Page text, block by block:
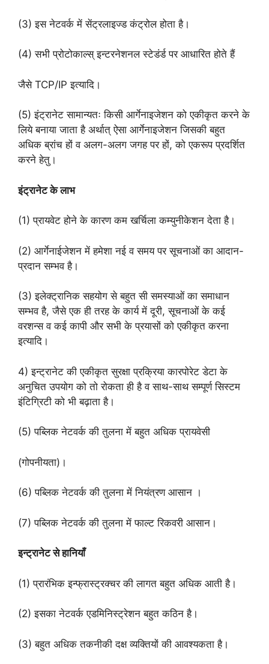
(3) इस नेटवर्क में सेंट्रलाइज्ड कंट्रोल होता है।
(4) सभी प्रोटोकाल्स् इन्टरनेशनल स्टेडंर्ड पर आधारित होते हैं
जैसे TCP/IP इत्यादि।
(5) इंट्रानेट सामान्यतः किसी आर्गेनाइजेशन को एकीकृत करने के
लिये बनाया जाता है अर्थात् ऐसा आर्गेनाइजेशन जिसकी बहुत
अधिक ब्रांच हों व अलग-अलग जगह पर हों, को‌ एकरूप प्रदर्शित
करने हेतु।
इंट्रानेट के लाभ
(1) प्रायवेट होने के कारण कम खर्चिला कम्युनीकेशन देता है।
(2) आर्गेनाईजेशन में हमेशा नई व समय पर सूचनाओं का आदान-
प्रदान सम्भव है।
(3) इलेक्ट्रानिक सहयोग से बहुत सी समस्याओं का समाधान
सम्भव है, जैसे एक ही तरह के कार्य में दूरी, सूचनाओं के कई
वरशन्स व कई कापी और सभी के प्रयासों को एकीकृत करना
इत्यादि।
4) इन्ट्रानेट की एकीकृत सुरक्षा प्रक्रिया कारपोरेट डेटा के
अनुचित उपयोग को तो रोकता ही है व साथ-साथ सम्पूर्ण सिस्टम
इंटिग्रिटी को भी बढ़ाता है।
(5) पब्लिक नेटवर्क की तुलना में बहुत अधिक प्रायवेसी
(गोपनीयता)।
(6) पब्लिक नेटवर्क की तुलना में नियंत्रण आसान ।
(7) पब्लिक नेटवर्क की तुलना में फाल्ट रिकवरी आसान।
इन्ट्रानेट से हानियाँ
(1) प्रारंभिक इन्फ्रास्ट्रक्चर की लागत बहुत अधिक आती है।
(2) इसका नेटवर्क एडमिनिस्ट्रेशन बहुत कठिन है।
(3) बहुत अधिक तकनीकी दक्ष व्यक्तियों की आवश्यकता है।